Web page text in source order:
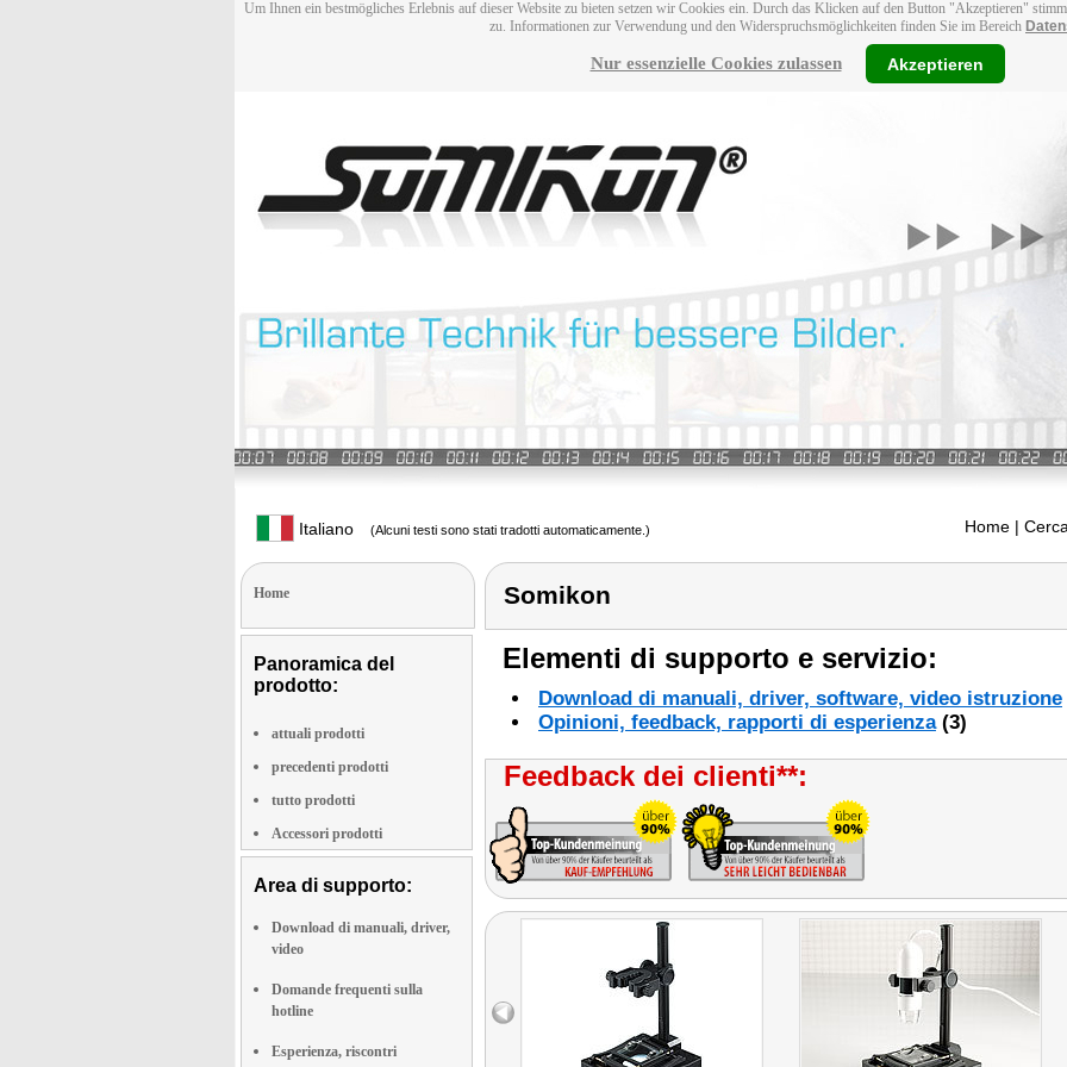
Um Ihnen ein bestmögliches Erlebnis auf dieser Website zu bieten setzen wir Cookies ein. Durch das Klicken auf den Button "Akzeptieren"
zu. Informationen zur Verwendung und den Widerspruchsmöglichkeiten finden Sie im Bereich
Nur essenzielle Cookies zulassen Akzeptieren
Italiano (Alcuni testi sono stati tradotti automaticamente.) Home |
Home
Panoramica del
prodotto:
attuali prodotti
precedenti prodotti
tutto prodotti
Accessori prodotti
Area di supporto:
Download di manuali, driver,
video
Domande frequenti sulla
hotline
Esperienza, riscontri
Somikon
Elementi di supporto e servizio:
Download di manuali, driver, software, video istruzione
Opinioni, feedback, rapporti di esperienza(3)
Feedback dei clienti**: